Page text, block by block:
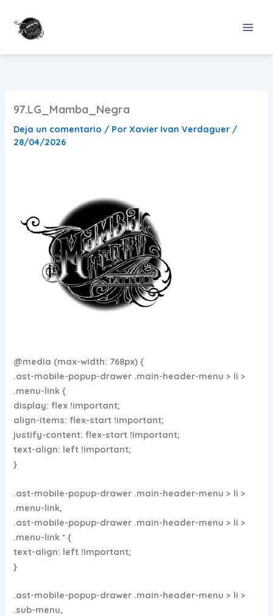
contenido
97.LG_Mamba_Negra
Deja un comentario / Por Xavier Ivan Verdaguer /
28/04/2026
@media (max-width: 768px) {
.ast-mobile-popup-drawer .main-header-menu > li >
.menu-link {
display: flex !important;
align-items: flex-start !important;
justify-content: flex-start !important;
text-align: left !important;
}
.ast-mobile-popup-drawer .main-header-menu > li >
.menu-link,
.ast-mobile-popup-drawer .main-header-menu > li >
.menu-link * {
text-align: left !important;
}
.ast-mobile-popup-drawer .main-header-menu > li >
.sub-menu,